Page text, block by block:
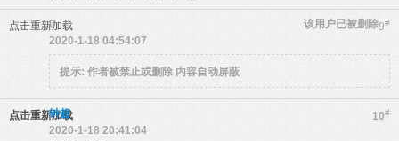
点击重新加载 9#
0
该用户已被删除
2020-1-18 04:54:07
提示: 作者被禁止或删除 内容自动屏蔽
点击重新加载 10#
钟超
2020-1-18 20:41:04